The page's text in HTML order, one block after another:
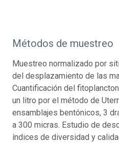
Métodos de muestreo
Muestreo normalizado por
del desplazamiento de las
Cuantificación del
un litro por el método de
ensamblajes bentónicos, 3
a 300 micras. Estudio de
índices de diversidad y